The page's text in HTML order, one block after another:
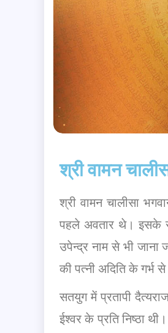
श्री वामन
श्री वामन चालीसा
पहले अवतार थे। इसके
उपेन्द्र नाम से भी जाना
की पत्नी अदिति के गर्भ
सतयुग में प्रतापी
ईश्वर के प्रति निष्ठा